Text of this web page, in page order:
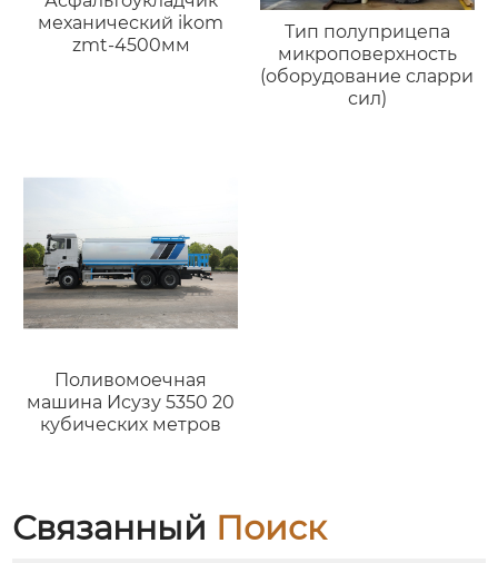
механический ikom
zmt-4500мм
Тип полуприцепа
микроповерхность
(оборудование сларри
сил)
Поливомоечная
машина Исузу 5350 20
кубических метров
Связанный Поиск